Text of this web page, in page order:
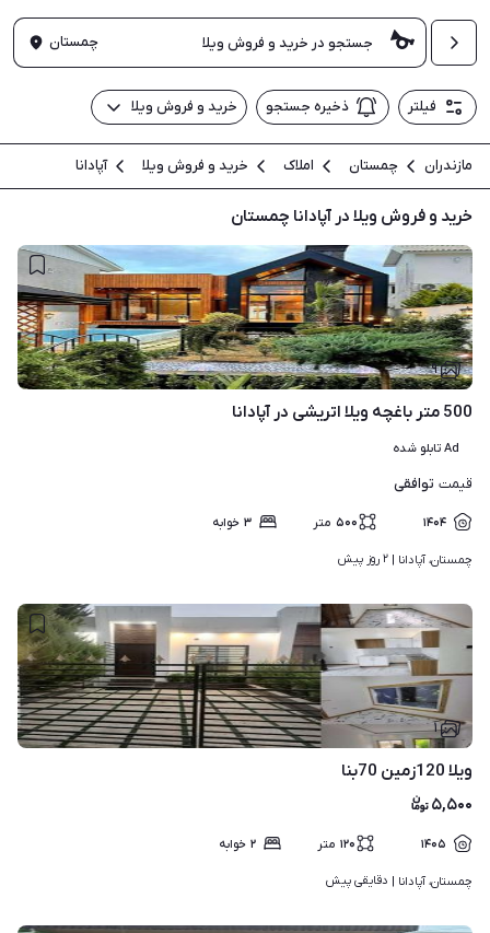
چمستان
فیلتر ذخیره جستجو خرید و فروش ویلا
مازندران چمستان املاک خرید و فروش ویلا آپادانا
خرید و فروش ویلا در آپادانا چمستان
۹
500 متر باغچه ویلا اتریشی در آپادانا
Ad تابلو شده
قیمت توافقی
۱۴۰۴ ۵۰۰ متر ۳ خوابه
چمستان، آپادانا | ۲ روز پیش
۱
ویلا 120زمین 70بنا
۵,۵۰۰
۱۴۰۵ ۱۲۰ متر ۲ خوابه
چمستان، آپادانا | دقایقی پیش